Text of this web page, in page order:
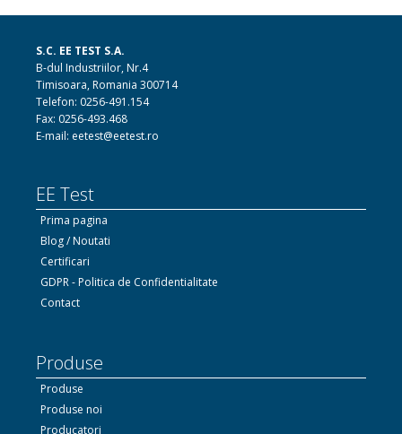
S.C. EE TEST S.A.
B-dul Industriilor, Nr.4
Timisoara, Romania 300714
Telefon: 0256-491.154
Fax: 0256-493.468
E-mail: eetest@eetest.ro
EE Test
Prima pagina
Blog / Noutati
Certificari
GDPR - Politica de Confidentialitate
Contact
Produse
Produse
Produse noi
Producatori